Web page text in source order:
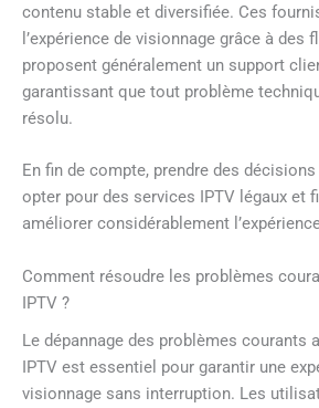
contenu stable et diversifiée. Ces
l’expérience de visionnage grâce à des
proposent généralement un support
garantissant que tout problème
résolu.
En fin de compte, prendre des
opter pour des services IPTV légaux et
améliorer considérablement
Comment résoudre les problèmes
IPTV ?
Le dépannage des problèmes courants
IPTV est essentiel pour garantir une
visionnage sans interruption. Les